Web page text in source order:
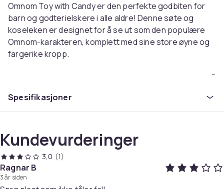
Omnom Toy with Candy er den perfekte godbiten for
barn og godterielskere i alle aldre! Denne søte og
koseleken er designet for å se ut som den populære
Omnom-karakteren, komplett med sine store øyne og
fargerike kropp.
Men det er ikke alt – denne Omnom-leken kommer også
personlighet.
dette leketøyet bygget for å vare og tåle mye spilletid.
Dens lyse farger og søte design gjør den til et flott
tillegg til enhver leketøyssamling.
Enten du leter etter en gave til et barn eller en moro til
Spesifikasjoner
Kundevurderinger
3,0 (1)
Ragnar B
3 år siden